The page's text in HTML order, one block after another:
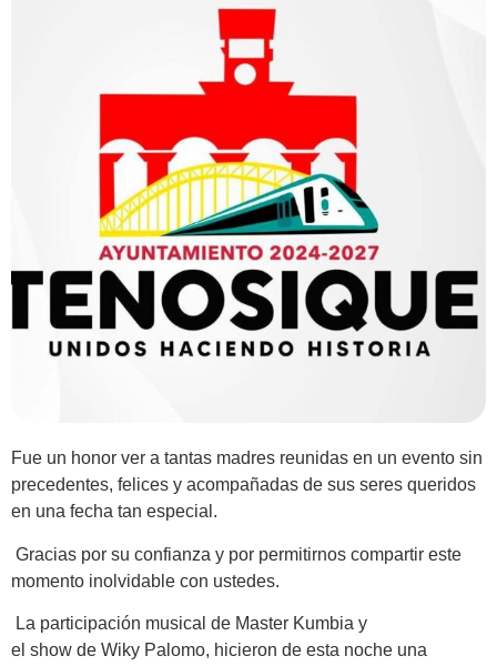
Fue un honor ver a tantas madres reunidas en un evento sin
precedentes, felices y acompañadas de sus seres queridos
en una fecha tan especial.
Gracias por su confianza y por permitirnos compartir este
momento inolvidable con ustedes.
La participación musical de Master Kumbia y
el show de Wiky Palomo, hicieron de esta noche una